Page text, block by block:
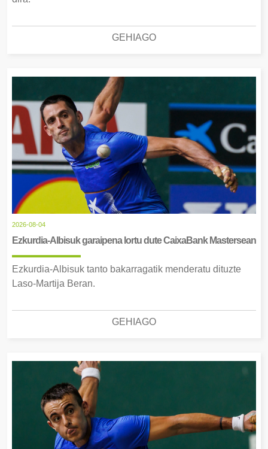
GEHIAGO
2026-08-04
Ezkurdia-Albisuk garaipena lortu dute CaixaBank Mastersean
Ezkurdia-Albisuk tanto bakarragatik menderatu dituzte
Laso-Martija Beran.
GEHIAGO